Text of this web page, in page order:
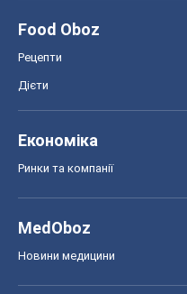
Food Oboz
Рецепти
Дієти
Економіка
Ринки та компанії
MedOboz
Новини медицини